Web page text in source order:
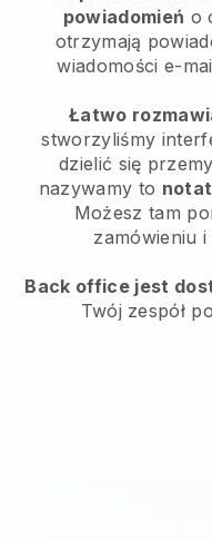
powiadomień o
otrzymają
wiadomości e-
Łatwo
stworzyliśmy
dzielić się
nazywamy to
Możesz tam
zamówieniu i
Back office jest
Twój zespół